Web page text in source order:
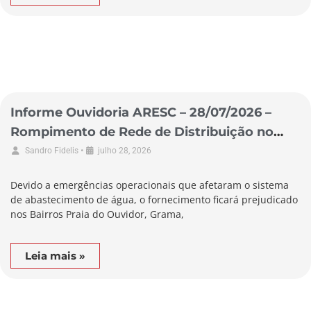
Informe Ouvidoria ARESC – 28/07/2026 –
Rompimento de Rede de Distribuição no
Município de Garopaba
Sandro Fidelis • julho 28, 2026
Devido a emergências operacionais que afetaram o sistema
de abastecimento de água, o fornecimento ficará prejudicado
nos Bairros Praia do Ouvidor, Grama,
Leia mais »